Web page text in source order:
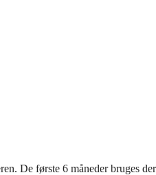
De første 6 måneder bruges